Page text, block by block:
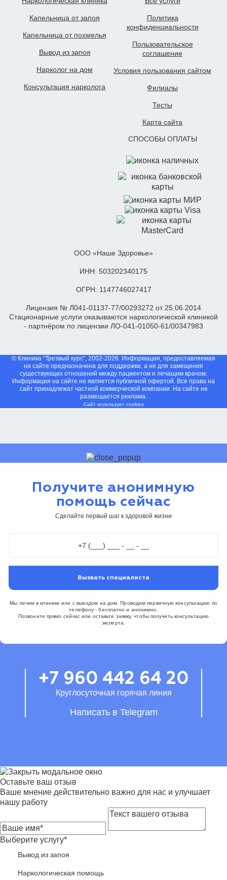
Капельница от запоя
Капельница от похмелья
Вывод из запоя
Нарколог на дом
Консультация нарколога
Политика
конфиденциальности
Пользовательское
cоглашение
Условия пользования сайтом
Филиалы
Тесты
Карта сайта
СПОСОБЫ ОПЛАТЫ
ООО «Наше Здоровье»
ИНН: 503202340175
ОГРН: 1147746027417
Лицензия № Л041-01137-77/00293272 от 25.06.2014
Стационарные услуги оказываются наркологической клиникой
- партнёром по лицензии ЛО-041-01050-61/00347983
© Клиника “Трезвый курс“, 2002-2026. Информация, предоставляемая
на сайте предназначена для поддержки, а не для замещения
существующих отношений между пациентом и лечащим врачом.
Информация на сайте не является публичной офертой. Все права на
сайт принадлежат частной коммерческой компании. На сайте не
размещается реклама.
Сайт использует cookies
Получите анонимную
помощь сейчас
Сделайте первый шаг к здоровой жизни
Вызвать специалиста
Мы лечим в клинике или с выездом на дом. Проводим первичную консультацию по
телефону - бесплатно и анонимно.
Позвоните прямо сейчас или оставьте заявку, чтобы получить консультацию
эксперта.
+7 960 442 64 20
Круглосуточная горячая линия
Написать в Telegram
Оставьте ваш отзыв
Ваше мнение действительно важно для нас и улучшает
нашу работу
Выберите услугу*
Вывод из запоя
Наркологическая помощь